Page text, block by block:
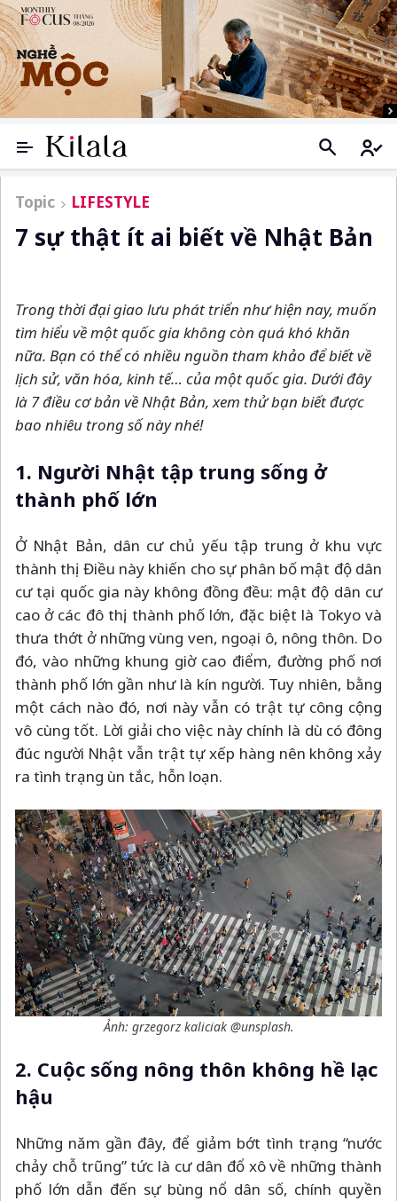
Topic LIFESTYLE
7 sự thật ít ai biết về Nhật Bản
Trong thời đại giao lưu phát triển như hiện nay, muốn
tìm hiểu về một quốc gia không còn quá khó khăn
nữa. Bạn có thể có nhiều nguồn tham khảo để biết về
lịch sử, văn hóa, kinh tế… của một quốc gia. Dưới đây
là 7 điều cơ bản về Nhật Bản, xem thử bạn biết được
bao nhiêu trong số này nhé!
1. Người Nhật tập trung sống ở
thành phố lớn
Ở Nhật Bản, dân cư chủ yếu tập trung ở khu vực
thành thị. Điều này khiến cho sự phân bố mật độ dân
cư tại quốc gia này không đồng đều: mật độ dân cư
cao ở các đô thị, thành phố lớn, đặc biệt là Tokyo và
thưa thớt ở những vùng ven, ngoại ô, nông thôn. Do
đó, vào những khung giờ cao điểm, đường phố nơi
thành phố lớn gần như là kín người. Tuy nhiên, bằng
một cách nào đó, nơi này vẫn có trật tự công cộng
vô cùng tốt. Lời giải cho việc này chính là dù có đông
đúc người Nhật vẫn trật tự xếp hàng nên không xảy
ra tình trạng ùn tắc, hỗn loạn.
Ảnh: grzegorz kaliciak @unsplash.
2. Cuộc sống nông thôn không hề lạc
hậu
Những năm gần đây, để giảm bớt tình trạng “nước
chảy chỗ trũng” tức là cư dân đổ xô về những thành
phố lớn dẫn đến sự bùng nổ dân số, chính quyền